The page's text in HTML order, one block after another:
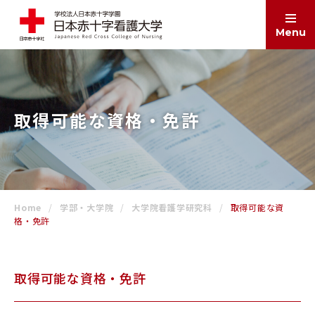
Menu
ABOUT
大学案内
EDUCATION
学部・大学院
ADMISSIONS
入試情報
SCHOOL LIFE
学生生活
取得可能な資格・免許
Home 学部・大学院 大学院看護学研究科
取得可能な資
格・免許
取得可能な資格・免許